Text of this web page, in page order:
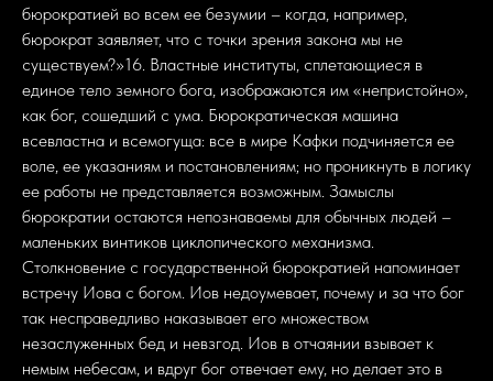
бюрократией во всем ее безумии – когда, например,
бюрократ заявляет, что с точки зрения закона мы не
существуем?»16. Властные институты, сплетающиеся в
единое тело земного бога, изображаются им «непристойно»,
как бог, сошедший с ума. Бюрократическая машина
всевластна и всемогуща: все в мире Кафки подчиняется ее
воле, ее указаниям и постановлениям; но проникнуть в логику
ее работы не представляется возможным. Замыслы
бюрократии остаются непознаваемы для обычных людей –
маленьких винтиков циклопического механизма.
Столкновение с государственной бюрократией напоминает
встречу Иова с богом. Иов недоумевает, почему и за что бог
так несправедливо наказывает его множеством
незаслуженных бед и невзгод. Иов в отчаянии взывает к
немым небесам, и вдруг бог отвечает ему, но делает это в